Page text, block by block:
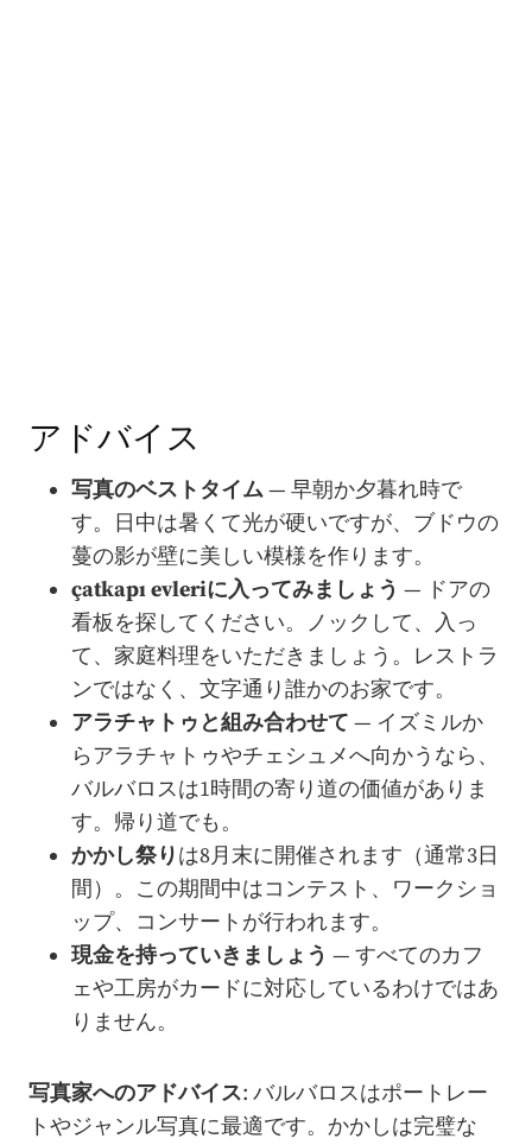
アドバイス
写真のベストタイム— 早朝か夕暮れ時で
す。日中は暑くて光が硬いですが、ブドウの
蔓の影が壁に美しい模様を作ります。
çatkapı evleriに入ってみましょう — ドアの
看板を探してください。ノックして、入っ
て、家庭料理をいただきましょう。レストラ
ンではなく、文字通り誰かのお家です。
アラチャトゥと組み合わせて — イズミルか
らアラチャトゥやチェシュメへ向かうなら、
バルバロスは1時間の寄り道の価値がありま
す。帰り道でも。
かかし祭りは8月末に開催されます（通常3日
間）。この期間中はコンテスト、ワークショ
ップ、コンサートが行われます。
現金を持っていきましょう — すべてのカフ
ェや工房がカードに対応しているわけではあ
りません。
写真家へのアドバイス: バルバロスはポートレー
トやジャンル写真に最適です。かかしは完璧な